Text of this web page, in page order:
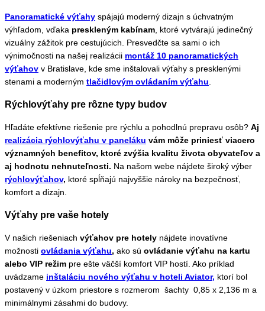
Panoramatické výťahy spájajú moderný dizajn s úchvatným
výhľadom, vďaka preskleným kabínam , ktoré vytvárajú jedinečný
vizuálny zážitok pre cestujúcich. Presvedčte sa sami o ich
výnimočnosti na našej realizácii montáž 10 panoramatických
výťahov v Bratislave, kde sme inštalovali výťahy s presklenými
stenami a moderným tlačidlovým ovládaním výťahu
Rýchlovýťahy pre rôzne typy budov
Hľadáte efektívne riešenie pre rýchlu a pohodlnú prepravu osôb? Aj
realizácia rýchlovýťahu v paneláku vám môže priniesť viacero
významných benefitov, ktoré zvýšia kvalitu života obyvateľov a
aj hodnotu nehnuteľnosti. Na našom webe nájdete široký výber
rýchlovýťahov, ktoré spĺňajú najvyššie nároky na bezpečnosť,
komfort a dizajn.
Výťahy pre vaše hotely
V našich riešeniach výťahov pre hotely nájdete inovatívne
možnosti ovládania výťahu, ako sú ovládanie výťahu na kartu
alebo VIP režim pre ešte väčší komfort VIP hostí. Ako príklad
uvádzame inštaláciu nového výťahu v hoteli Aviator, ktorí bol
postavený v úzkom priestore s rozmerom šachty 0,85 x 2,136 m a
minimálnymi zásahmi do budovy.